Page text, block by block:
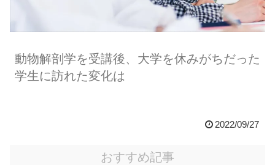
動物解剖学を受講後、大学を休みがちだった
学生に訪れた変化は
2022/09/27
おすすめ記事